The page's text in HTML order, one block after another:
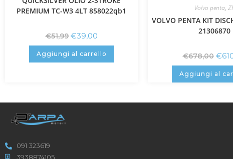
PREMIUM TC-W3 4LT 858022qb1
€51,99 €39,00
Aggiungi al carrello
Volvo penta,
VOLVO PENTA KIT
21306870
€678,00 €
Aggiungi al
091 323619
3938874105